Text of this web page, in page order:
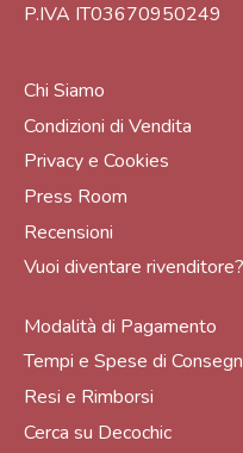
P.IVA IT03670950249
Chi Siamo
Condizioni di Vendita
Privacy e Cookies
Press Room
Recensioni
Vuoi diventare rivenditore?
Modalità di Pagamento
Tempi e Spese di
Resi e Rimborsi
Cerca su Decochic